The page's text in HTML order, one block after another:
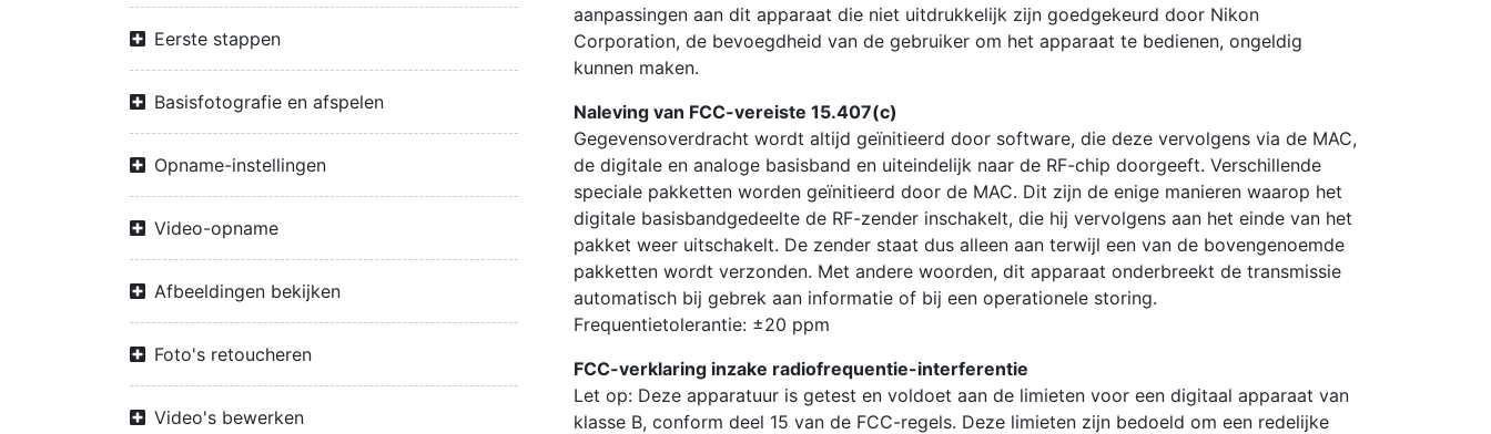
Eerste stappen
Basisfotografie en afspelen
Opname-instellingen
Video-opname
Afbeeldingen bekijken
Foto's retoucheren
Video's bewerken
aanpassingen aan dit apparaat die niet uitdrukkelijk zijn goedgekeurd door Nikon
Corporation, de bevoegdheid van de gebruiker om het apparaat te bedienen, ongeldig
kunnen maken.
Naleving van FCC-vereiste 15.407(c)
Gegevensoverdracht wordt altijd geïnitieerd door software, die deze vervolgens via de MAC,
de digitale en analoge basisband en uiteindelijk naar de RF-chip doorgeeft. Verschillende
speciale pakketten worden geïnitieerd door de MAC. Dit zijn de enige manieren waarop het
digitale basisbandgedeelte de RF-zender inschakelt, die hij vervolgens aan het einde van het
pakket weer uitschakelt. De zender staat dus alleen aan terwijl een van de bovengenoemde
pakketten wordt verzonden. Met andere woorden, dit apparaat onderbreekt de transmissie
automatisch bij gebrek aan informatie of bij een operationele storing.
Frequentietolerantie: ±20 ppm
FCC-verklaring inzake radiofrequentie-interferentie
Let op: Deze apparatuur is getest en voldoet aan de limieten voor een digitaal apparaat van
klasse B, conform deel 15 van de FCC-regels. Deze limieten zijn bedoeld om een redelijke